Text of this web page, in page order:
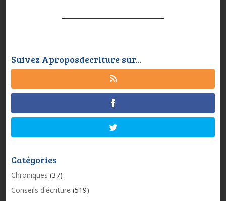
Suivez Aproposdecriture sur...
Catégories
Chroniques (37)
Conseils d'écriture (519)